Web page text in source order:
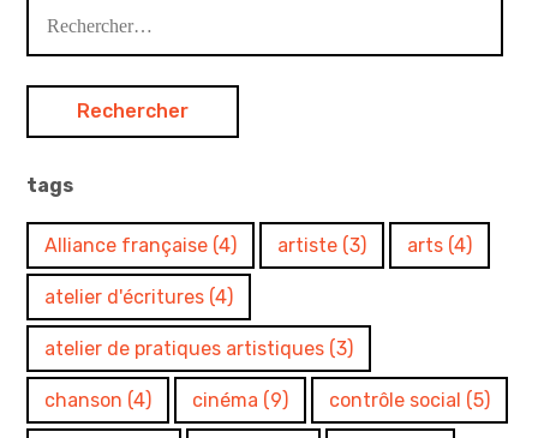
tags
Alliance française (4) artiste (3) arts (4)
atelier d'écritures (4)
atelier de pratiques artistiques (3)
chanson (4) cinéma (9) contrôle social (5)